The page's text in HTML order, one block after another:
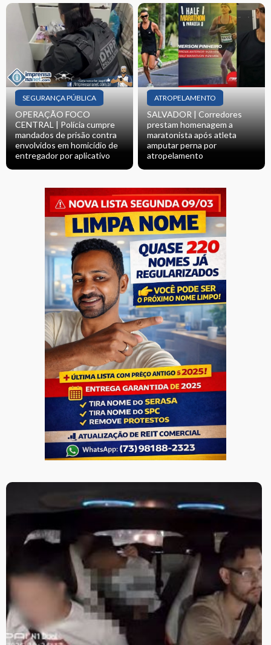
SEGURANÇA PÚBLICA
OPERAÇÃO FOCO
CENTRAL | Polícia cumpre
mandados de prisão contra
envolvidos em homicídio de
entregador por aplicativo
ATROPELAMENTO
SALVADOR | Corredores
prestam homenagem a
maratonista após atleta
amputar perna por
atropelamento